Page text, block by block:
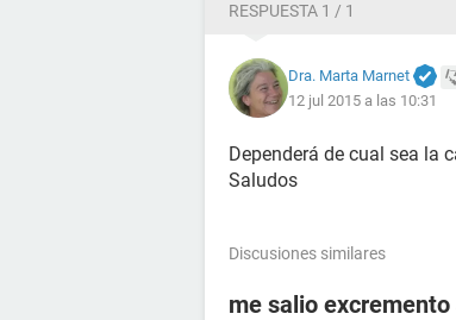
RESPUESTA 1 / 1
Dra. Marta Marnet
12 jul 2015 a las 10:31
Dependerá de cual sea la
Saludos
Discusiones similares
me salio